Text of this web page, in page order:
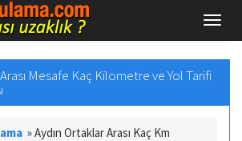
Mesafe Kaç Kilometre ve Yol Tarifi
»Aydın Ortaklar Arası Kaç Km